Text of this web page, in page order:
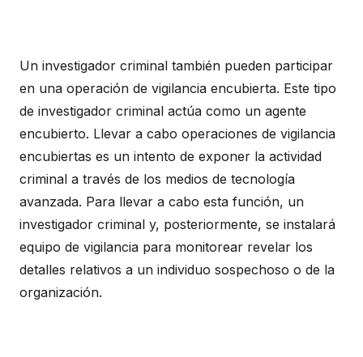
Un investigador criminal también pueden participar
en una operación de vigilancia encubierta. Este tipo
de investigador criminal actúa como un agente
encubierto. Llevar a cabo operaciones de vigilancia
encubiertas es un intento de exponer la actividad
criminal a través de los medios de tecnología
avanzada. Para llevar a cabo esta función, un
investigador criminal y, posteriormente, se instalará
equipo de vigilancia para monitorear revelar los
detalles relativos a un individuo sospechoso o de la
organización.